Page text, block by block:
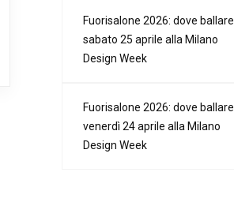
Fuorisalone 2026: dove ballare
sabato 25 aprile alla Milano
Design Week
Fuorisalone 2026: dove ballare
venerdì 24 aprile alla Milano
Design Week